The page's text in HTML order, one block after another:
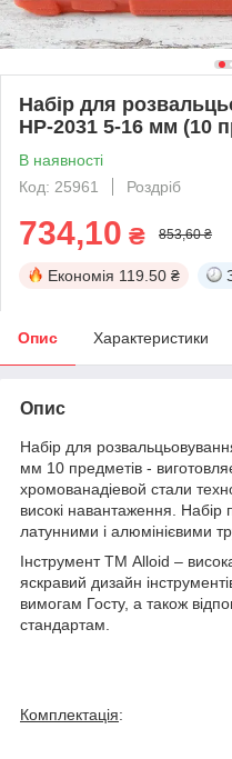
Набір для
НР-2031 5-16 мм (10
В наявності
Код: 25961
Роздріб
734,10 ₴ 853,60 ₴
Економія 119.50 ₴
Опис Характеристики
Опис
Набір для
мм 10 предметів -
хромованадіевой стали
високі навантаження. Набір
латунними і алюмінієвими
Інструмент ТМ Alloid –
яскравий дизайн
вимогам Госту, а також
стандартам.
Комплектація: